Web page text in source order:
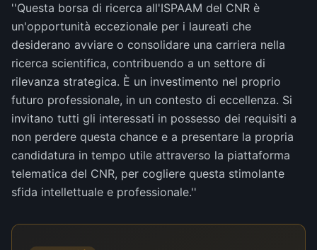
''Questa borsa di ricerca all'ISPAAM del CNR è
un'opportunità eccezionale per i laureati che
desiderano avviare o consolidare una carriera nella
ricerca scientifica, contribuendo a un settore di
rilevanza strategica. È un investimento nel proprio
futuro professionale, in un contesto di eccellenza. Si
invitano tutti gli interessati in possesso dei requisiti a
non perdere questa chance e a presentare la propria
candidatura in tempo utile attraverso la piattaforma
telematica del CNR, per cogliere questa stimolante
sfida intellettuale e professionale.''